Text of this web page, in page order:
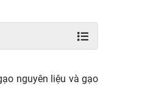
nguyên liệu và gạo